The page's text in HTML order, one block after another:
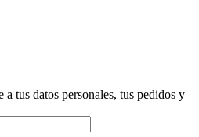
a tus datos personales, tus pedidos y